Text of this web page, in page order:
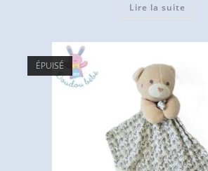
Lire la suite
ÉPUISÉ